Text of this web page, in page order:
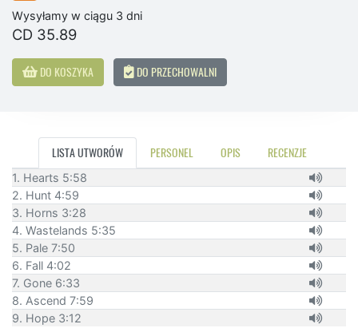
Wysyłamy w ciągu 3 dni
CD 35.89
DO KOSZYKA DO PRZECHOWALNI
LISTA UTWORÓW PERSONEL OPIS RECENZJE
1. Hearts 5:58
2. Hunt 4:59
3. Horns 3:28
4. Wastelands 5:35
5. Pale 7:50
6. Fall 4:02
7. Gone 6:33
8. Ascend 7:59
9. Hope 3:12